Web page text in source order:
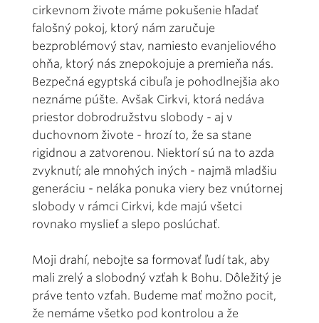
cirkevnom živote máme pokušenie hľadať
falošný pokoj, ktorý nám zaručuje
bezproblémový stav, namiesto evanjeliového
ohňa, ktorý nás znepokojuje a premieňa nás.
Bezpečná egyptská cibuľa je pohodlnejšia ako
neznáme púšte. Avšak Cirkvi, ktorá nedáva
priestor dobrodružstvu slobody - aj v
duchovnom živote - hrozí to, že sa stane
rigidnou a zatvorenou. Niektorí sú na to azda
zvyknutí; ale mnohých iných - najmä mladšiu
generáciu - neláka ponuka viery bez vnútornej
slobody v rámci Cirkvi, kde majú všetci
rovnako myslieť a slepo poslúchať.
Moji drahí, nebojte sa formovať ľudí tak, aby
mali zrelý a slobodný vzťah k Bohu. Dôležitý je
práve tento vzťah. Budeme mať možno pocit,
že nemáme všetko pod kontrolou a že